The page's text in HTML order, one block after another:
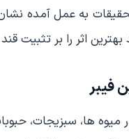
به عمل آمده
بهترین اثر را بر
فیبر
میوه ها، سبزیجات،